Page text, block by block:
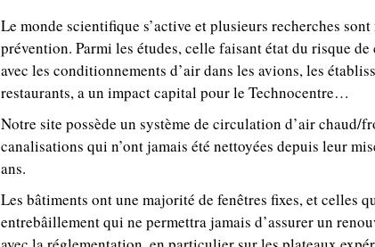
Le monde scientifique s’active et plusieurs recherches
prévention. Parmi les études, celle faisant état du risque
avec les conditionnements d’air dans les avions, les
restaurants, a un impact capital pour le Technocentre…
Notre site possède un système de circulation d’air chaud/
canalisations qui n’ont jamais été nettoyées depuis leur
ans.
Les bâtiments ont une majorité de fenêtres fixes, et celles
entrebâillement qui ne permettra jamais d’assurer un